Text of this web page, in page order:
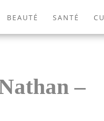
BEAUTÉ SANTÉ
JEUX VIDÉOS
–